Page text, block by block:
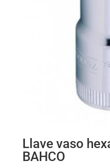
Llave vaso
BAHCO